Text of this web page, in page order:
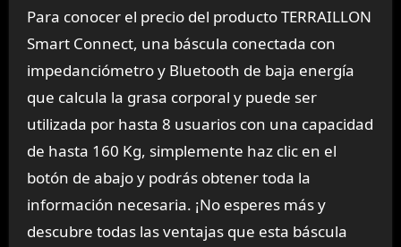
Para conocer el precio del producto TERRAILLON
Smart Connect, una báscula conectada con
impedanciómetro y Bluetooth de baja energía
que calcula la grasa corporal y puede ser
utilizada por hasta 8 usuarios con una capacidad
de hasta 160 Kg, simplemente haz clic en el
botón de abajo y podrás obtener toda la
información necesaria. ¡No esperes más y
descubre todas las ventajas que esta báscula